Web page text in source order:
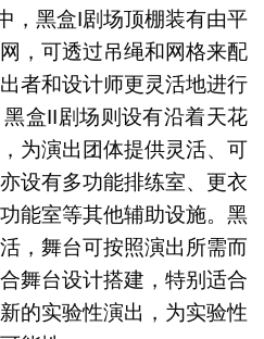
，黑盒I剧场顶棚装有由平
，可透过吊绳和网格来配
者和设计师更灵活地进行
盒II剧场则设有沿着天花
为演出团体提供灵活、可
设有多功能排练室、更衣
能室等其他辅助设施。黑
，舞台可按照演出所需而
舞台设计搭建，特别适合
的实验性演出，为实验性